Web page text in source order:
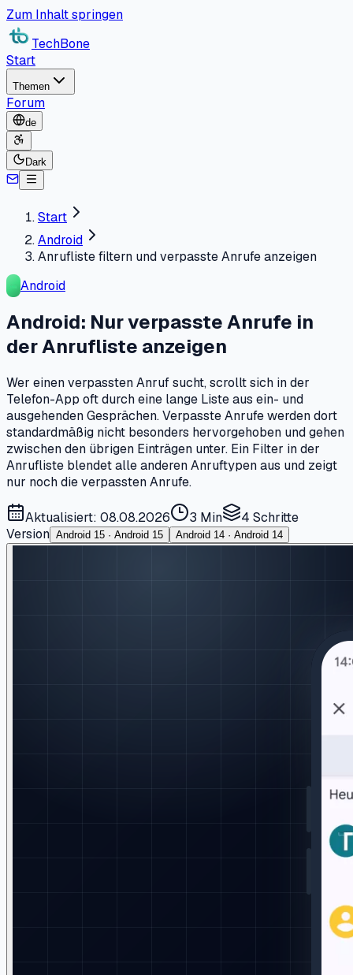
Zum Inhalt springen
TechBone
Start
Themen
Forum
de
Dark
Start
Android
Anrufliste filtern und verpasste Anrufe anzeigen
Android
Android: Nur verpasste Anrufe in
der Anrufliste anzeigen
Wer einen verpassten Anruf sucht, scrollt sich in der
Telefon-App oft durch eine lange Liste aus ein- und
ausgehenden Gesprächen. Verpasste Anrufe werden dort
standardmäßig nicht besonders hervorgehoben und gehen
zwischen den übrigen Einträgen unter. Ein Filter in der
Anrufliste blendet alle anderen Anruftypen aus und zeigt
nur noch die verpassten Anrufe.
Aktualisiert: 08.08.2026 3 Min 4 Schritte
Version Android 15 · Android 15 Android 14 · Android 14